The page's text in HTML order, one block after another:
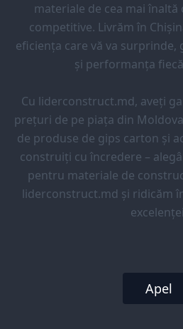
materiale de cea mai
competitive. Livrăm în
eficiența care vă va
și performanța
Cu liderconstruct.md, aveți
prețuri de pe piața din
de produse de gips carton și
construiți cu încredere –
pentru materiale de
liderconstruct.md și ridicăm
Apel